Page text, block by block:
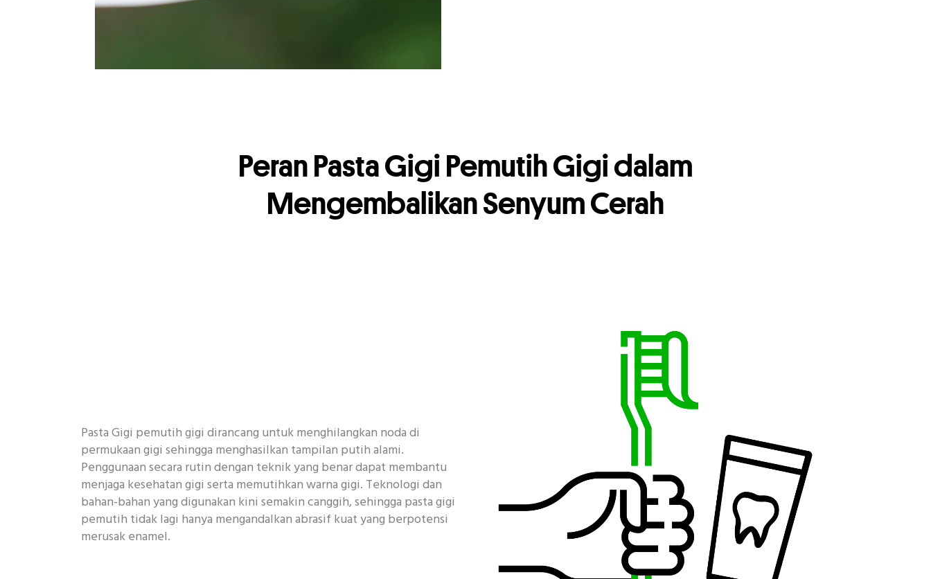
Peran Pasta Gigi Pemutih Gigi dalam
Mengembalikan Senyum Cerah
Pasta Gigi pemutih gigi dirancang untuk menghilangkan noda di
permukaan gigi sehingga menghasilkan tampilan putih alami.
Penggunaan secara rutin dengan teknik yang benar dapat membantu
menjaga kesehatan gigi serta memutihkan warna gigi. Teknologi dan
bahan-bahan yang digunakan kini semakin canggih, sehingga pasta gigi
pemutih tidak lagi hanya mengandalkan abrasif kuat yang berpotensi
merusak enamel.